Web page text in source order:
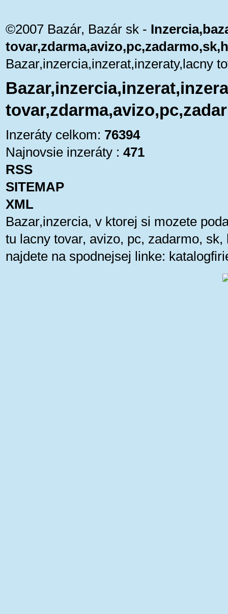
©2007 Bazár, Bazár sk -
Bazar,inzercia,inzerat,inzeraty,lacny
Inzeráty celkom: 76394
Najnovsie inzeráty : 471
RSS
SITEMAP
XML
Bazar,inzercia, v ktorej si mozete
tu lacny tovar, avizo, pc, zadarmo,
najdete na spodnejsej linke: